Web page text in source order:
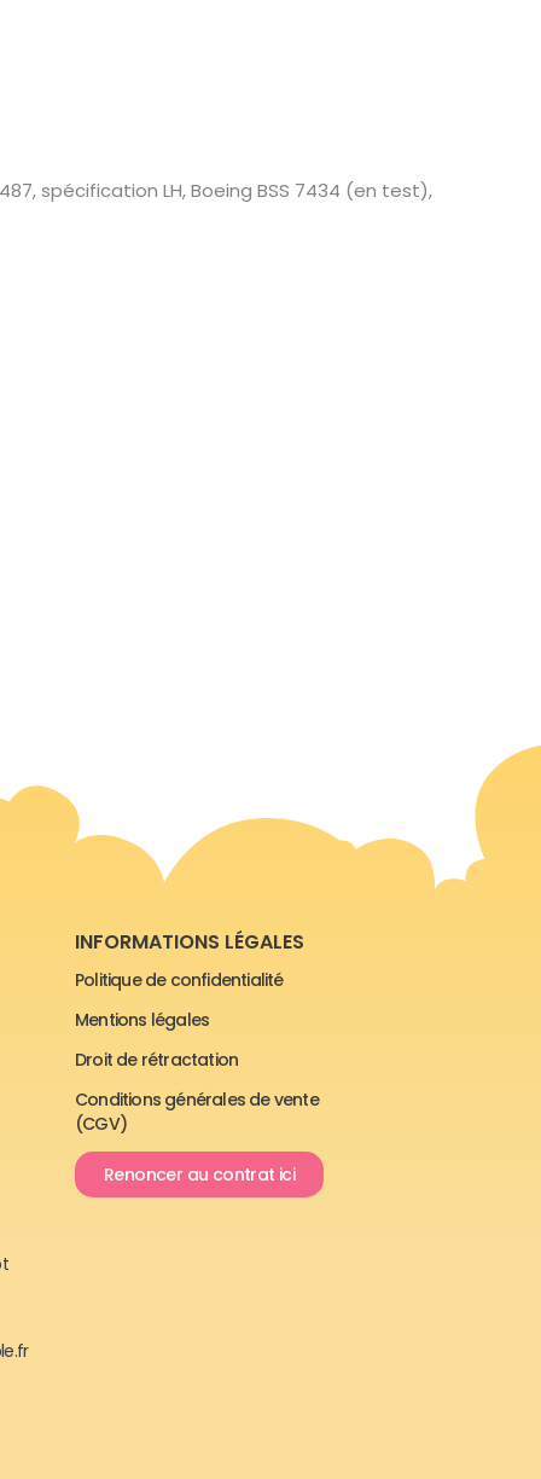
spécification LH, Boeing BSS 7434 (en test),
INFORMATIONS LÉGALES
Politique de confidentialité
Mentions légales
Droit de rétractation
Conditions générales de vente
(CGV)
Renoncer au contrat ici